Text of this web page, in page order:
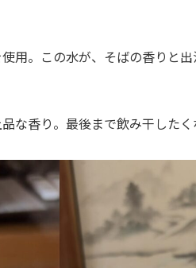
用。この水が、そばの香りと出
な香り。最後まで飲み干したく